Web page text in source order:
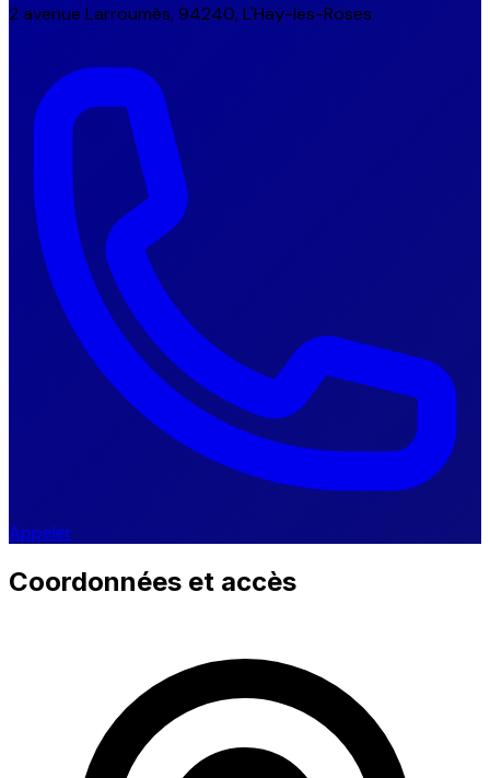
2 avenue Larroumès, 94240, L'Haÿ-les-Roses
Appeler
Coordonnées et accès